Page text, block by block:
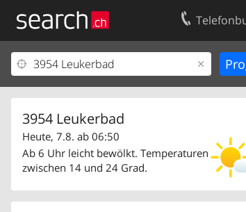
3954 Leukerbad
Heute, 7.8. ab 06:50
Ab 6 Uhr leicht bewölkt. Temperaturen
zwischen 14 und 24 Grad.
Ihr Eintrag
Kundencenter Geschäftskunden